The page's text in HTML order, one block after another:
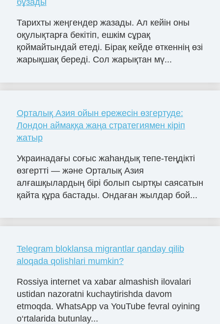
бұзады
Тарихты жеңгендер жазады. Ал кейін оны
оқулықтарға бекітіп, ешкім сұрақ
қоймайтындай етеді. Бірақ кейде өткеннің өзі
жарықшақ береді. Сол жарықтан мү...
Орталық Азия ойын ережесін өзгертуде:
Лондон аймаққа жаңа стратегиямен кіріп
жатыр
Украинадағы соғыс жаһандық тепе-теңдікті
өзгертті — және Орталық Азия
алғашқылардың бірі болып сыртқы саясатын
қайта құра бастады. Ондаған жылдар бой...
Telegram bloklansa migrantlar qanday qilib
aloqada qolishlari mumkin?
Rossiya internet va xabar almashish ilovalari
ustidan nazoratni kuchaytirishda davom
etmoqda. WhatsApp va YouTube fevral oyining
o‘rtalarida butunlay...